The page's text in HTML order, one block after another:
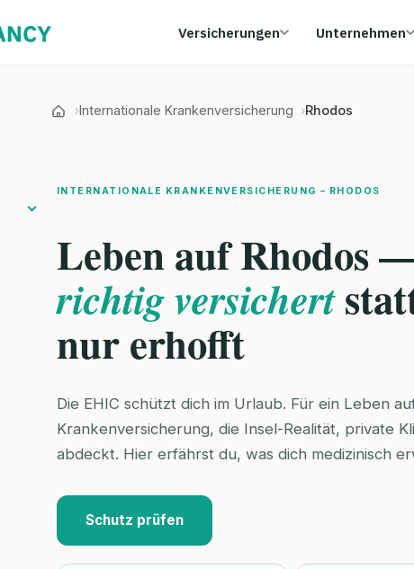
Versicherungen Unternehmen
Internationale Krankenversicherung Rhodos
INTERNATIONALE KRANKENVERSICHERUNG – RHODOS
Leben auf Rhodos
richtig versichert
nur erhofft
Die EHIC schützt dich im Urlaub. Für ein Leben
Krankenversicherung, die Insel-Realität, private
abdeckt. Hier erfährst du, was dich medizinisch
Schutz prüfen